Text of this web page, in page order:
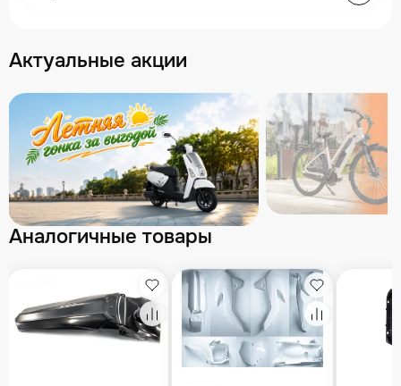
Актуальные акции
Аналогичные товары
Избранное
Сравнение
Избранное
Сравнение